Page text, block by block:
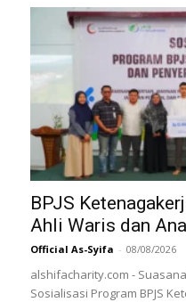
BPJS
Ahli Waris dan
Official As-Syifa - 08/08/2026
alshifacharity.com -
Sosialisasi Program BPJS